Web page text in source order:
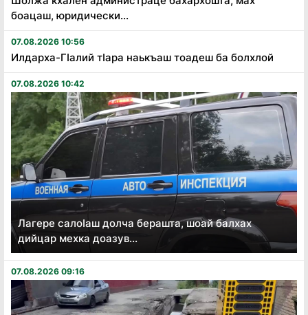
боацаш, юридически...
07.08.2026 10:56
Илдарха-Гӏалий тӏара наькъаш тоадеш ба болхлой
07.08.2026 10:42
Лагере салоӏаш долча берашта, шоай балхах
дийцар мехка доазув...
07.08.2026 09:16